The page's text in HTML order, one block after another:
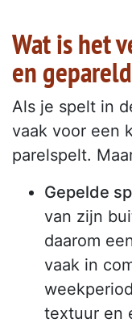
Wat is het
en
Als je spelt in
vaak voor een
parelspelt.
Gepelde
van zijn
daarom
vaak in
textuur en